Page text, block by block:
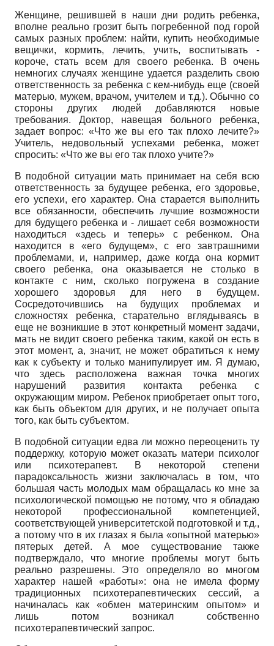
Женщине, решившей в наши дни родить ребенка,
вполне реально грозит быть погребенной под горой
самых разных проблем: найти, купить необходимые
вещички, кормить, лечить, учить, воспитывать -
короче, стать всем для своего ребенка. В очень
немногих случаях женщине удается разделить свою
ответственность за ребенка с кем-нибудь еще (своей
матерью, мужем, врачом, учителем и т.д.). Обычно со
стороны других людей добавляются новые
требования. Доктор, навещая больного ребенка,
задает вопрос: «Что же вы его так плохо лечите?»
Учитель, недовольный успехами ребенка, может
спросить: «Что же вы его так плохо учите?»
В подобной ситуации мать принимает на себя всю
ответственность за будущее ребенка, его здоровье,
его успехи, его характер. Она старается выполнить
все обязанности, обеспечить лучшие возможности
для будущего ребенка и - лишает себя возможности
находиться «здесь и теперь» с ребенком. Она
находится в «его будущем», с его завтрашними
проблемами, и, например, даже когда она кормит
своего ребенка, она оказывается не столько в
контакте с ним, сколько погружена в создание
хорошего здоровья для него в будущем.
Сосредоточившись на будущих проблемах и
сложностях ребенка, старательно вглядываясь в
еще не возникшие в этот конкретный момент задачи,
мать не видит своего ребенка таким, какой он есть в
этот момент, а, значит, не может обратиться к нему
как к субъекту и только манипулирует им. Я думаю,
что здесь расположена важная точка многих
нарушений развития контакта ребенка с
окружающим миром. Ребенок приобретает опыт того,
как быть объектом для других, и не получает опыта
того, как быть субъектом.
В подобной ситуации едва ли можно переоценить ту
поддержку, которую может оказать матери психолог
или психотерапевт. В некоторой степени
парадоксальность жизни заключалась в том, что
большая часть молодых мам обращалась ко мне за
психологической помощью не потому, что я обладаю
некоторой профессиональной компетенцией,
соответствующей университетской подготовкой и т.д.,
а потому что в их глазах я была «опытной матерью»
пятерых детей. А мое существование также
подтверждало, что многие проблемы могут быть
реально разрешены. Это определяло во многом
характер нашей «работы»: она не имела форму
традиционных психотерапевтических сессий, а
начиналась как «обмен материнским опытом» и
лишь потом возникал собственно
психотерапевтический запрос.